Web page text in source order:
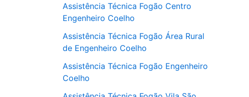
Assistência Técnica Fogão Centro
Engenheiro Coelho
Assistência Técnica Fogão Área Rural
de Engenheiro Coelho
Assistência Técnica Fogão Engenheiro
Coelho